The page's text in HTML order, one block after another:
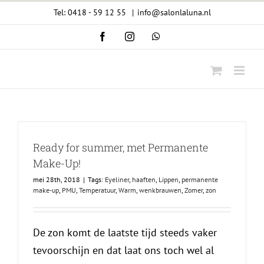
Tel: 0418 - 59 12 55 | info@salonlaluna.nl
FacebookInstagramWhatsApp
Ready for summer, met Permanente
Make-Up!
mei 28th, 2018 | Tags: Eyeliner, haaften Lippen permanente
make-up PMU Temperatuur, Warm wenkbrauwen Zomer, zon
De zon komt de laatste tijd steeds vaker
tevoorschijn en dat laat ons toch wel al